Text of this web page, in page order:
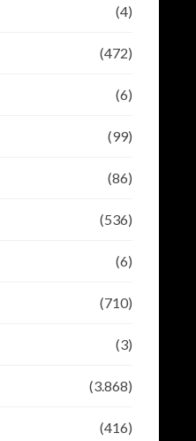
(4)
(472)
(6)
(99)
(86)
(536)
(6)
(710)
(3)
(3.868)
(416)